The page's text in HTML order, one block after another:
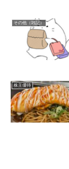
その他（雑記）
株主優待